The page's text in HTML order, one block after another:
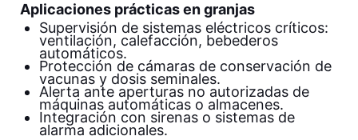
Aplicaciones prácticas en granjas
Supervisión de sistemas eléctricos críticos:
ventilación, calefacción, bebederos
automáticos.
Protección de cámaras de conservación de
vacunas y dosis seminales.
Alerta ante aperturas no autorizadas de
máquinas automáticas o almacenes.
Integración con sirenas o sistemas de
alarma adicionales.